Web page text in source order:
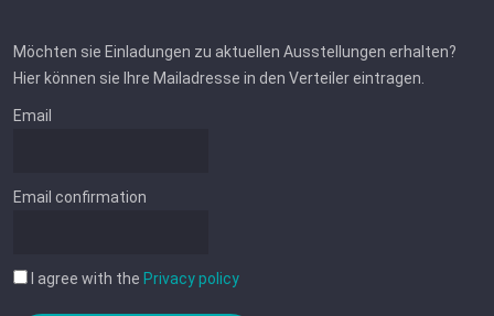
Möchten sie Einladungen zu aktuellen Ausstellungen erhalten?
Hier können sie Ihre Mailadresse in den Verteiler eintragen.
Email
Email confirmation
I agree with the Privacy policy